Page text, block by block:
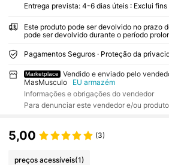
Entrega prevista: 4-6 dias úteis : Exclui
Este produto pode ser devolvido no prazo
pode ser devolvido durante o período
Pagamentos Seguros · Proteção da
Marketplace
Vendido e enviado pelo
MasMusculo
EU armazém
Informações e obrigações do vendedor
Para denunciar este vendedor e/ou produto
5,00 (3)
preços acessíveis(1)